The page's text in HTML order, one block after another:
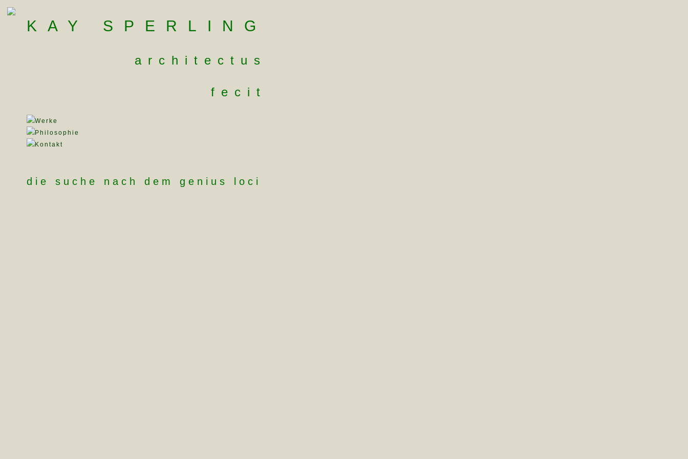
KAY SPERLING
architectus
fecit
Werke
Philosophie
Kontakt
die suche nach dem genius loci